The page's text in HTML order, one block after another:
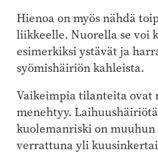
Hienoa on myös nähdä
liikkeelle. Nuorella se voi
esimerkiksi ystävät ja
syömishäiriön kahleista.
Vaikeimpia tilanteita ovat
menehtyy.
kuolemanriski on muuhun
verrattuna yli